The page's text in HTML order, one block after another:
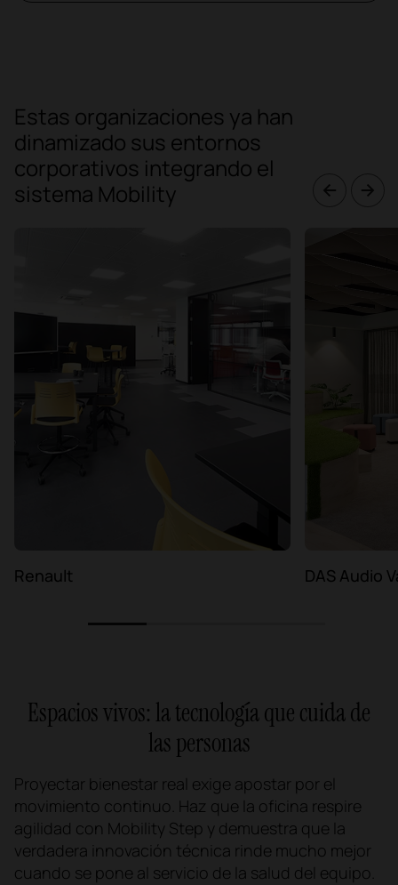
Estas organizaciones ya han
dinamizado sus entornos
corporativos integrando el
sistema Mobility
Renault DAS Audio
Espacios vivos: la tecnología que cuida de
las personas
Proyectar bienestar real exige apostar por el
movimiento continuo. Haz que la oficina respire
agilidad con Mobility Step y demuestra que la
verdadera innovación técnica rinde mucho mejor
cuando se pone al servicio de la salud del equipo.